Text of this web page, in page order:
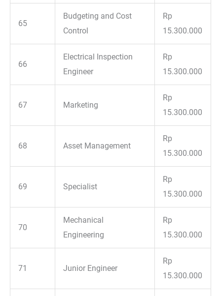
65
Budgeting and Cost
Control
Rp
15.300.000
66
Electrical Inspection
Engineer
Rp
15.300.000
67 Marketing
Rp
15.300.000
68 Asset Management
Rp
15.300.000
69 Specialist
Rp
15.300.000
70
Mechanical
Engineering
Rp
15.300.000
71 Junior Engineer
Rp
15.300.000